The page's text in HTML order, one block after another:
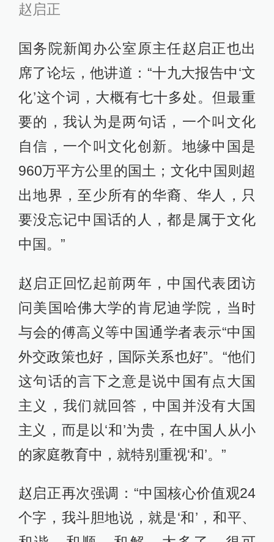
赵启正
国务院新闻办公室原主任赵启正也出
席了论坛，他讲道：“十九大报告中‘文
化’这个词，大概有七十多处。但最重
要的，我认为是两句话，一个叫文化
自信，一个叫文化创新。地缘中国是
960万平方公里的国土；文化中国则超
出地界，至少所有的华裔、华人，只
要没忘记中国话的人，都是属于文化
中国。”
赵启正回忆起前两年，中国代表团访
问美国哈佛大学的肯尼迪学院，当时
与会的傅高义等中国通学者表示“中国
外交政策也好，国际关系也好”。“他们
这句话的言下之意是说中国有点大国
主义，我们就回答，中国并没有大国
主义，而是以‘和’为贵，在中国人从小
的家庭教育中，就特别重视‘和’。”
赵启正再次强调：“中国核心价值观24
个字，我斗胆地说，就是‘和’，和平、